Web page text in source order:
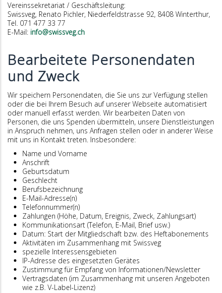
Vereinssekretariat / Geschäftsleitung:
Swissveg, Renato Pichler, Niederfeldstrasse 92, 8408 Winterthur,
Tel. 071 477 33 77
E-Mail: info@swissveg.ch
Bearbeitete Personendaten
und Zweck
Wir speichern Personendaten, die Sie uns zur Verfügung stellen
oder die bei Ihrem Besuch auf unserer Webseite automatisiert
oder manuell erfasst werden. Wir bearbeiten Daten von
Personen, die uns Spenden übermitteln, unsere Dienstleistungen
in Anspruch nehmen, uns Anfragen stellen oder in anderer Weise
mit uns in Kontakt treten. Insbesondere:
Name und Vorname
Anschrift
Geburtsdatum
Geschlecht
Berufsbezeichnung
E-Mail-Adresse(n)
Telefonnummer(n)
Zahlungen (Höhe, Datum, Ereignis, Zweck, Zahlungsart)
Kommunikationsart (Telefon, E-Mail, Brief usw.)
Datum: Start der Mitgliedschaft bzw. des Heftabonements
Aktivitäten im Zusammenhang mit Swissveg
spezielle Interessensgebieten
IP-Adresse des eingesetzten Gerätes
Zustimmung für Empfang von Informationen/Newsletter
Vertragsdaten (im Zusammenhang mit unseren Angeboten
wie z.B. V-Label-Lizenz)